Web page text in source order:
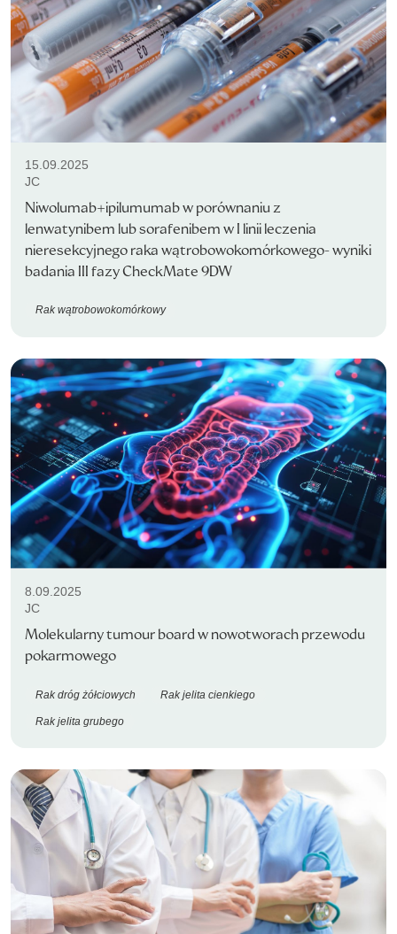
15.09.2025
JC
Niwolumab+ipilumumab w porównaniu z
lenwatynibem lub sorafenibem w I linii leczenia
nieresekcyjnego raka wątrobowokomórkowego- wyniki
badania III fazy CheckMate 9DW
Rak wątrobowokomórkowy
8.09.2025
JC
Molekularny tumour board w nowotworach przewodu
pokarmowego
Rak dróg żółciowych Rak jelita cienkiego
Rak jelita grubego